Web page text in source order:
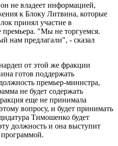
не владеет информацией,
к Блоку Литвина, которые
принял участие в
премьера. "Мы не торгуемся.
нам предлагали", - сказал
от этой же фракции
готов поддержать
премьер-министра,
не будет содержать
еще не принимала
вопросу, и будет принимать
Тимошенко будет
должность и она выступит